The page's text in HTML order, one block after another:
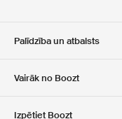
Palīdzība un atbalsts
Vairāk no Boozt
Izpētiet Boozt